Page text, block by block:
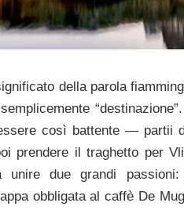
della parola
così battente — partii
prendere il traghetto per
unire due grandi
obbligata al caffè De